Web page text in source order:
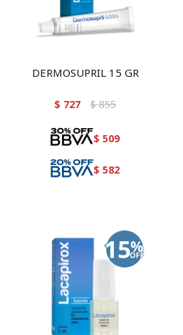
DERMOSUPRIL 15 GR
$ 727 $ 855
$ 509
$ 582